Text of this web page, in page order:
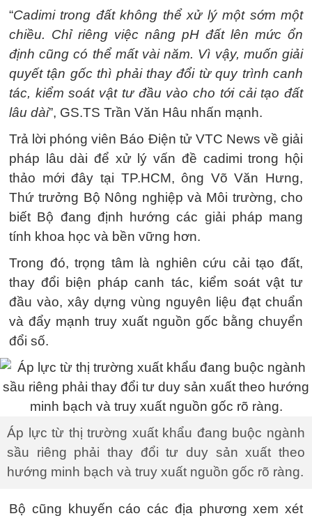
“Cadimi trong đất không thể xử lý một sớm một
chiều. Chỉ riêng việc nâng pH đất lên mức ổn
định cũng có thể mất vài năm. Vì vậy, muốn giải
quyết tận gốc thì phải thay đổi từ quy trình canh
tác, kiểm soát vật tư đầu vào cho tới cải tạo đất
lâu dài”, GS.TS Trần Văn Hâu nhấn mạnh.
Trả lời phóng viên Báo Điện tử VTC News về giải
pháp lâu dài để xử lý vấn đề cadimi trong hội
thảo mới đây tại TP.HCM, ông Võ Văn Hưng,
Thứ trưởng Bộ Nông nghiệp và Môi trường, cho
biết Bộ đang định hướng các giải pháp mang
tính khoa học và bền vững hơn.
Trong đó, trọng tâm là nghiên cứu cải tạo đất,
thay đổi biện pháp canh tác, kiểm soát vật tư
đầu vào, xây dựng vùng nguyên liệu đạt chuẩn
và đẩy mạnh truy xuất nguồn gốc bằng chuyển
đổi số.
Áp lực từ thị trường xuất khẩu đang buộc ngành
sầu riêng phải thay đổi tư duy sản xuất theo
hướng minh bạch và truy xuất nguồn gốc rõ ràng.
Bộ cũng khuyến cáo các địa phương xem xét